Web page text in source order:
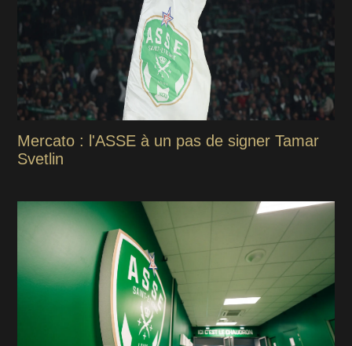
Mercato : l'ASSE à un pas de signer Tamar
Svetlin